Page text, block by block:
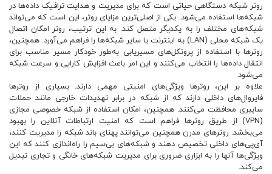
روتر شبکه دستگاهی حیاتی است که برای مدیریت و هدایت ترافیک داده‌ها در
شبکه‌ها استفاده می‌شود. یکی از اصلی‌ترین مزایای روتر، این است که می‌تواند
شبکه‌های مختلف را به یکدیگر متصل کند. به این ترتیب، روتر امکان اتصال
یک شبکه محلی (LAN) به اینترنت یا سایر شبکه‌ها را فراهم می‌آورد. همچنین،
روترها با استفاده از پروتکل‌های مسیریابی به‌طور خودکار مسیر مناسب برای
انتقال داده‌ها را انتخاب می‌کنند و این امر باعث افزایش کارایی و سرعت شبکه
می‌شود.
علاوه بر این، روترها ویژگی‌های امنیتی مهمی دارند. بسیاری از روترها
فایروال‌های داخلی دارند که از شبکه در برابر تهدیدات خارجی مانند حملات
سایبری محافظت می‌کنند. همچنین، امکان استفاده از شبکه خصوصی مجازی
(VPN) از طریق روترها فراهم است که امنیت ارتباطات آنلاین را بهبود
می‌بخشد. روترهای مدرن همچنین می‌توانند پهنای باند شبکه را مدیریت کنند،
آی‌پی‌های داخلی تخصیص دهند و شبکه‌های بی‌سیم را راه‌اندازی کنند که این
ویژگی‌ها آنها را به ابزاری ضروری برای مدیریت شبکه‌های خانگی و تجاری تبدیل
می‌کند.